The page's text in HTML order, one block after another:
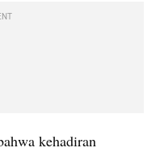
kehadiran